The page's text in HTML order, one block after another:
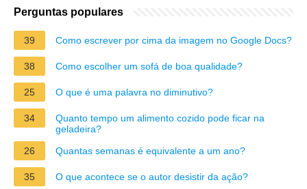
Perguntas populares
39 Como escrever por cima da imagem no Google Docs?
38 Como escolher um sofá de boa qualidade?
25 O que é uma palavra no diminutivo?
34
Quanto tempo um alimento cozido pode ficar na
geladeira?
26
Quantas semanas é equivalente a um ano?
35 O que acontece se o autor desistir da ação?